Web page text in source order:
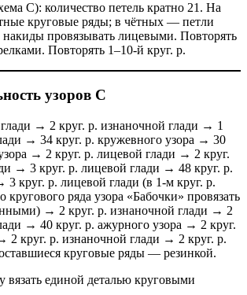
С): количество петель кратно 21. На
круговые ряды; в чётных — петли
накиды провязывать лицевыми. Повторять
Повторять 1–10-й круг. р.
узоров С
→ 2 круг. р. изнаночной глади → 1
→ 34 круг. р. кружевного узора → 30
→ 2 круг. р. лицевой глади → 2 круг.
→ 3 круг. р. лицевой глади → 48 круг. р.
3 круг. р. лицевой глади (в 1-м круг. р.
кругового ряда узора «Бабочки» провязать
→ 2 круг. р. изнаночной глади → 2
→ 40 круг. р. ажурного узора → 2 круг.
2 круг. р. изнаночной глади → 2 круг. р.
круговые ряды — резинкой.
вязать единой деталью круговыми